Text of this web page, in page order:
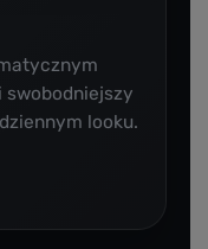
swobodniejszy
looku.